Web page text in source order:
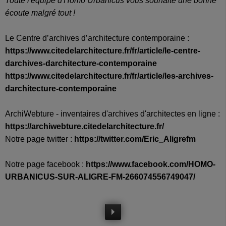
écoute malgré tout !
Le Centre d’archives d’architecture contemporaine :
https://www.citedelarchitecture.fr/fr/article/le-centre-
darchives-darchitecture-contemporaine
https://www.citedelarchitecture.fr/fr/article/les-archives-
darchitecture-contemporaine
ArchiWebture - inventaires d'archives d'architectes en ligne :
https://archiwebture.citedelarchitecture.fr/
Notre page twitter : https://twitter.com/Eric_Aligrefm
Notre page facebook : https://www.facebook.com/HOMO-
URBANICUS-SUR-ALIGRE-FM-266074556749047/